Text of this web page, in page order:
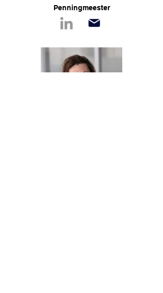
Penningmeester